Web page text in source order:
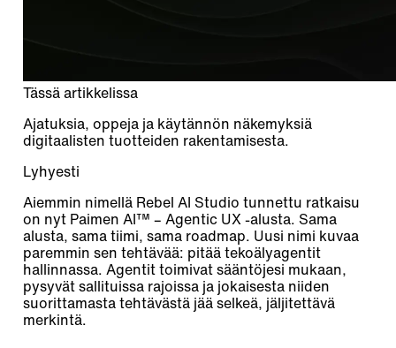
Tässä artikkelissa
Ajatuksia, oppeja ja käytännön näkemyksiä
digitaalisten tuotteiden rakentamisesta.
Lyhyesti
Aiemmin nimellä Rebel AI Studio tunnettu ratkaisu
on nyt Paimen AI™ – Agentic UX -alusta. Sama
alusta, sama tiimi, sama roadmap. Uusi nimi kuvaa
paremmin sen tehtävää: pitää tekoälyagentit
hallinnassa. Agentit toimivat sääntöjesi mukaan,
pysyvät sallituissa rajoissa ja jokaisesta niiden
suorittamasta tehtävästä jää selkeä, jäljitettävä
merkintä.